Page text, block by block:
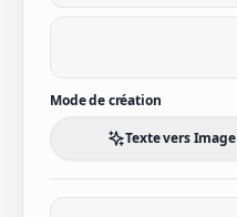
Mode de création
Texte vers Image